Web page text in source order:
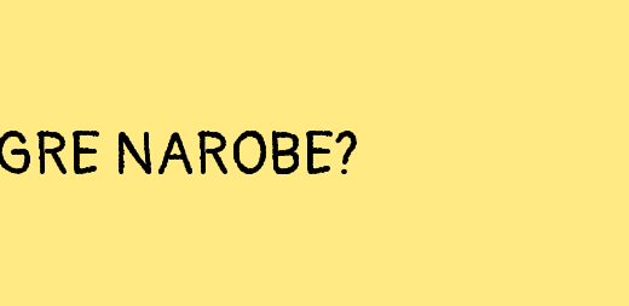
NAROBE?